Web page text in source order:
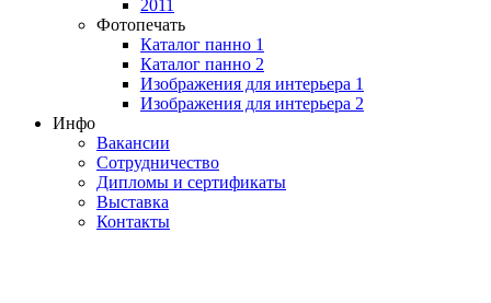
2011
Фотопечать
Каталог панно 1
Каталог панно 2
Изображения для интерьера 1
Изображения для интерьера 2
Инфо
Вакансии
Сотрудничество
Дипломы и сертификаты
Выставка
Контакты